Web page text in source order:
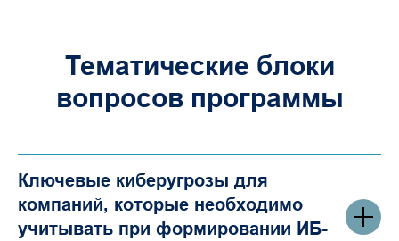
Тематические блоки
вопросов программы
Ключевые киберугрозы для
компаний, которые необходимо
учитывать при формировании ИБ-